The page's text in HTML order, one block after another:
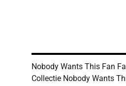
Nobody Wants This Fan
Collectie Nobody Wants